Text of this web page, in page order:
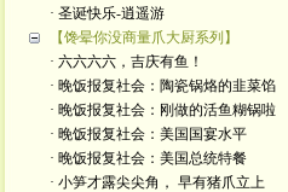
· 圣诞快乐-逍遥游
【馋晕你没商量爪大厨系列】
· 六六六六，吉庆有鱼！
· 晚饭报复社会：陶瓷锅烙的韭菜馅
· 晚饭报复社会：刚做的活鱼糊锅啦
· 晚饭报复社会：美国国宴水平
· 晚饭报复社会：美国总统特餐
· 小笋才露尖尖角， 早有猪爪立上